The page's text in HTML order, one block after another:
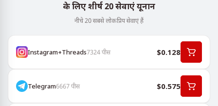
के लिए शीर्ष 20 सेवाएं यूनान
नीचे 20 सबसे लोकप्रिय सेवाएं हैं
Instagram+Threads7324पीस $0.128
Telegram6667पीस $0.575